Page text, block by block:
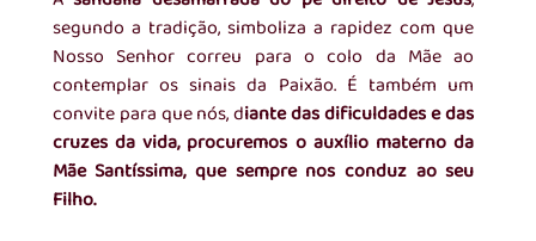
segundo a tradição, simboliza a rapidez com que
Nosso Senhor correu para o colo da Mãe ao
contemplar os sinais da Paixão. É também um
convite para que nós, diante das dificuldades e das
cruzes da vida, procuremos o auxílio materno da
Mãe Santíssima, que sempre nos conduz ao seu
Filho.